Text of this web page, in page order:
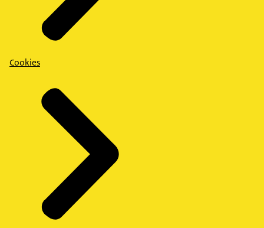
Cookies